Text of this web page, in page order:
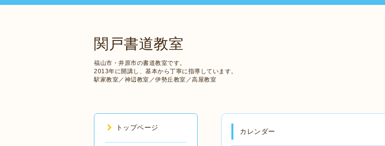
関戸書道教室
福山市・井原市の書道教室です。
2013年に開講し、基本から丁寧に指導しています。
駅家教室／神辺教室／伊勢丘教室／高屋教室
カレンダー
トップページ